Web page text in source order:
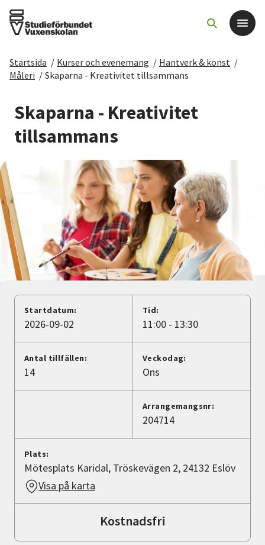
Det här gör vi
För dig som
Sök kurser och evenemang
Om SV
Starta studiecirkel
Cirkelledare
Nyheter
Avdelningar
Lyssna
Startsida / Kurser och evenemang / Hantverk & konst /
Måleri / Skaparna - Kreativitet tillsammans
Skaparna - Kreativitet
tillsammans
Startdatum:
2026-09-02
Tid:
11:00 - 13:30
Antal tillfällen:
14
Veckodag:
Ons
Arrangemangsnr:
204714
Plats:
Mötesplats Karidal, Tröskevägen 2, 24132 Eslöv
Visa på karta
Kostnadsfri